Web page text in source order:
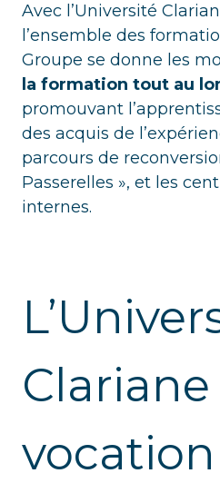
Avec l’Université
l’ensemble des
Groupe se donne les
la formation tout au
promouvant
des acquis de
parcours de
Passerelles », et les
internes.
vocation